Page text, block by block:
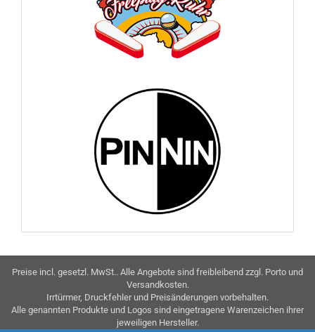
Preise incl. gesetzl. MwSt.. Alle Angebote sind freibleibend zzgl. Porto und
Versandkosten.
Irrtürmer, Druckfehler und Preisänderungen vorbehalten.
Alle genannten Produkte und Logos sind eingetragene Warenzeichen ihrer
jeweiligen Hersteller.